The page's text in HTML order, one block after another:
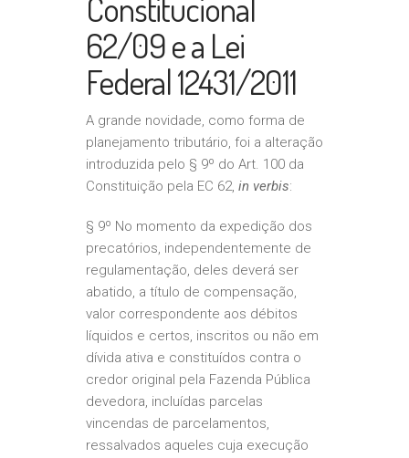
Constitucional
62/09 e a Lei
Federal 12431/2011
A grande novidade, como forma de
planejamento tributário, foi a alteração
introduzida pelo § 9º do Art. 100 da
Constituição pela EC 62, in verbis:
§ 9º No momento da expedição dos
precatórios, independentemente de
regulamentação, deles deverá ser
abatido, a título de compensação,
valor correspondente aos débitos
líquidos e certos, inscritos ou não em
dívida ativa e constituídos contra o
credor original pela Fazenda Pública
devedora, incluídas parcelas
vincendas de parcelamentos,
ressalvados aqueles cuja execução